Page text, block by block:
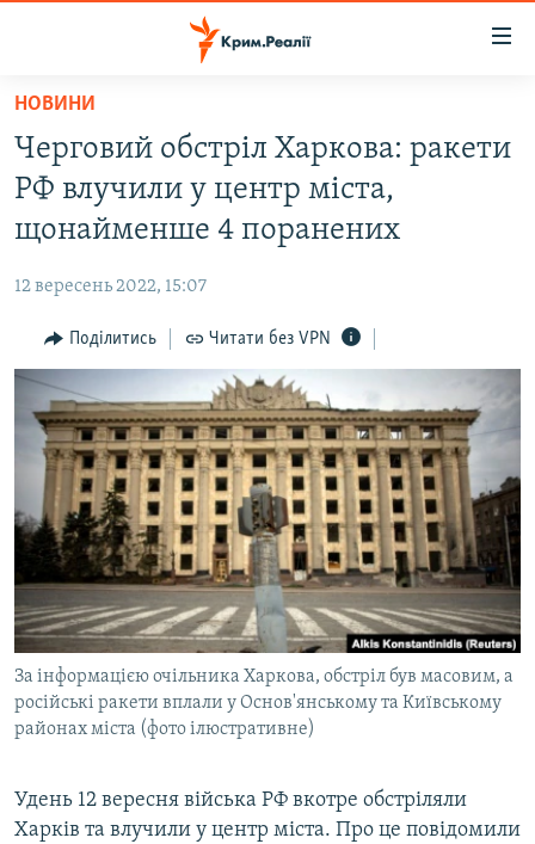
Перейти
основного
матеріалу
до
основної
навігації
Перейти
до
пошуку
ВОДА.КРИМ
ВІДЕО ТА ФОТО
БЛОГИ
ПОГЛЯД
ІНТЕРВ'Ю
ВСЕ ЗА ДЕНЬ
СПЕЦПРОЕКТИ
ДЕПОРТАЦІЯ
ВІДЕОУРОКИ «ELIFBE»
УКРАЇНСЬКА ПРОБЛЕМА КРИМУ
ІНФОГРАФІКА
ЯК ОБІЙТИ БЛОКУВАННЯ
Русский
Qırımtatar
ДОЛУЧАЙСЯ!
Усі сайти RFE/RL
НОВИНИ
Черговий обстріл Харкова: ракети
РФ влучили у центр міста,
щонайменше 4 поранених
12 вересень 2022, 15:07
Поділитись Читати без VPN
За інформацією очільника Харкова, обстріл був масовим, а
російські ракети вплали у Основ'янському та Київському
районах міста (фото ілюстративне)
Удень 12 вересня війська РФ вкотре обстріляли
Харків та влучили у центр міста. Про це повідомили